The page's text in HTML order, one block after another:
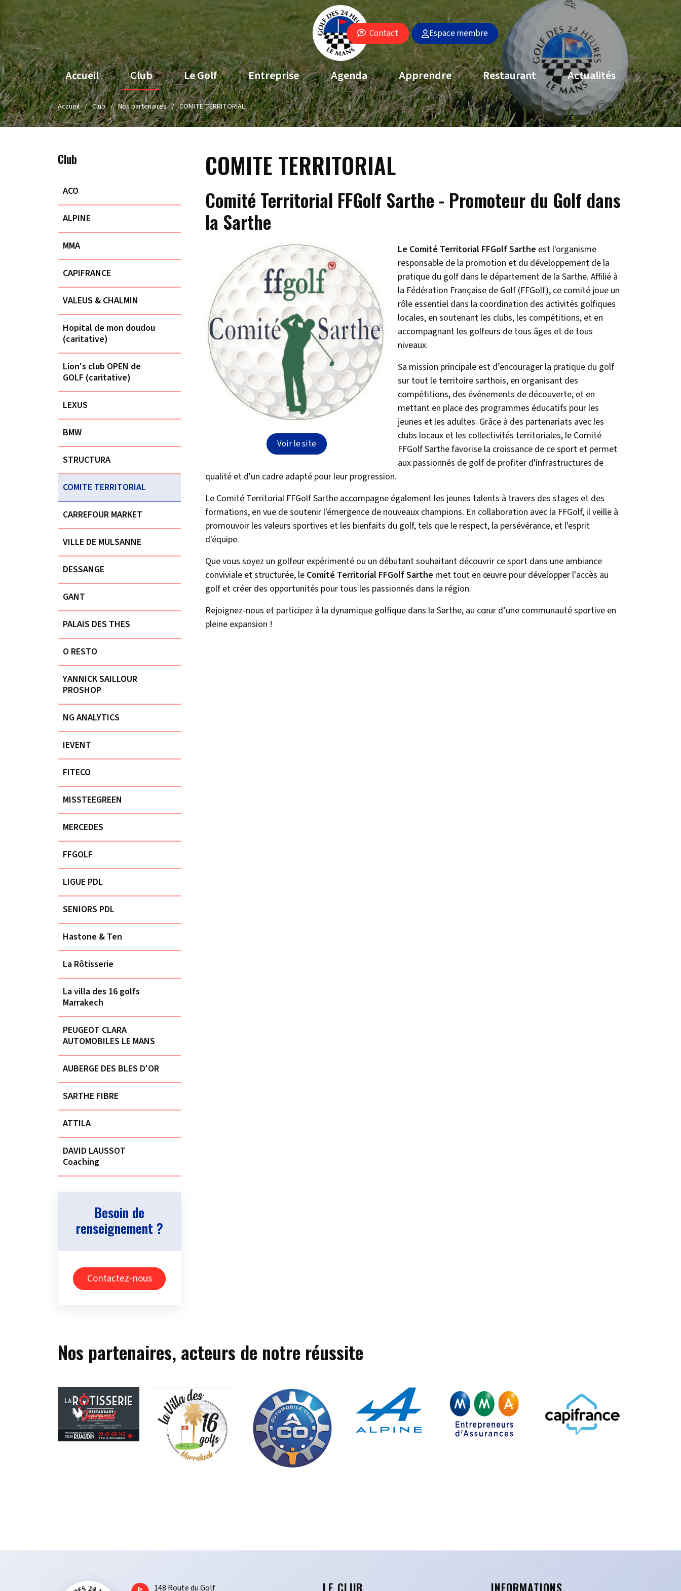
Contact Espace membre
Accueil Club Le Golf Entreprise Agenda Apprendre Restaurant Actualités
Accueil Club Nos partenaires COMITE TERRITORIAL
COMITE TERRITORIAL
Comité Territorial FFGolf Sarthe - Promoteur du Golf dans
la Sarthe
Voir le site
Le Comité Territorial FFGolf Sarthe est l'organisme
responsable de la promotion et du développement de la
pratique du golf dans le département de la Sarthe. Affilié à
la Fédération Française de Golf (FFGolf), ce comité joue un
rôle essentiel dans la coordination des activités golfiques
locales, en soutenant les clubs, les compétitions, et en
accompagnant les golfeurs de tous âges et de tous
niveaux.
Sa mission principale est d’encourager la pratique du golf
sur tout le territoire sarthois, en organisant des
compétitions, des événements de découverte, et en
mettant en place des programmes éducatifs pour les
jeunes et les adultes. Grâce à des partenariats avec les
clubs locaux et les collectivités territoriales, le Comité
FFGolf Sarthe favorise la croissance de ce sport et permet
aux passionnés de golf de profiter d'infrastructures de
qualité et d'un cadre adapté pour leur progression.
Le Comité Territorial FFGolf Sarthe accompagne également les jeunes talents à travers des stages et des
formations, en vue de soutenir l'émergence de nouveaux champions. En collaboration avec la FFGolf, il veille à
promouvoir les valeurs sportives et les bienfaits du golf, tels que le respect, la persévérance, et l'esprit
d'équipe.
Que vous soyez un golfeur expérimenté ou un débutant souhaitant découvrir ce sport dans une ambiance
conviviale et structurée, le Comité Territorial FFGolf Sarthe met tout en œuvre pour développer l'accès au
golf et créer des opportunités pour tous les passionnés dans la région.
Rejoignez-nous et participez à la dynamique golfique dans la Sarthe, au cœur d’une communauté sportive en
pleine expansion !
Club
ACO
ALPINE
MMA
CAPIFRANCE
VALEUS & CHALMIN
Hopital de mon doudou
(caritative)
Lion's club OPEN de
GOLF (caritative)
LEXUS
BMW
STRUCTURA
COMITE TERRITORIAL
CARREFOUR MARKET
VILLE DE MULSANNE
DESSANGE
GANT
PALAIS DES THES
O RESTO
YANNICK SAILLOUR
PROSHOP
NG ANALYTICS
IEVENT
FITECO
MISSTEEGREEN
MERCEDES
FFGOLF
LIGUE PDL
SENIORS PDL
Hastone & Ten
La Rôtisserie
La villa des 16 golfs
Marrakech
PEUGEOT CLARA
AUTOMOBILES LE MANS
AUBERGE DES BLES D'OR
SARTHE FIBRE
ATTILA
DAVID LAUSSOT
Coaching
Besoin de
renseignement ?
Contactez-nous
Nos partenaires, acteurs de notre réussite
1​48 Route du Golf LE CLUB INFORMATIONS